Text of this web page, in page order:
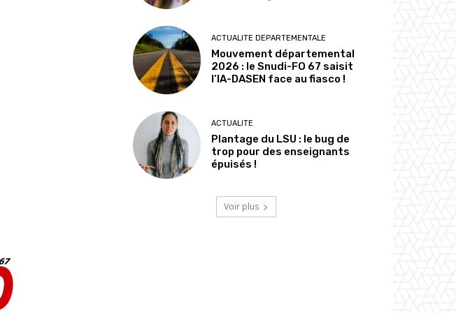
ACTUALITE DEPARTEMENTALE
Mouvement départemental
2026 : le Snudi-FO 67 saisit
l’IA-DASEN face au fiasco !
ACTUALITE
Plantage du LSU : le bug de
trop pour des enseignants
épuisés !
Voir plus